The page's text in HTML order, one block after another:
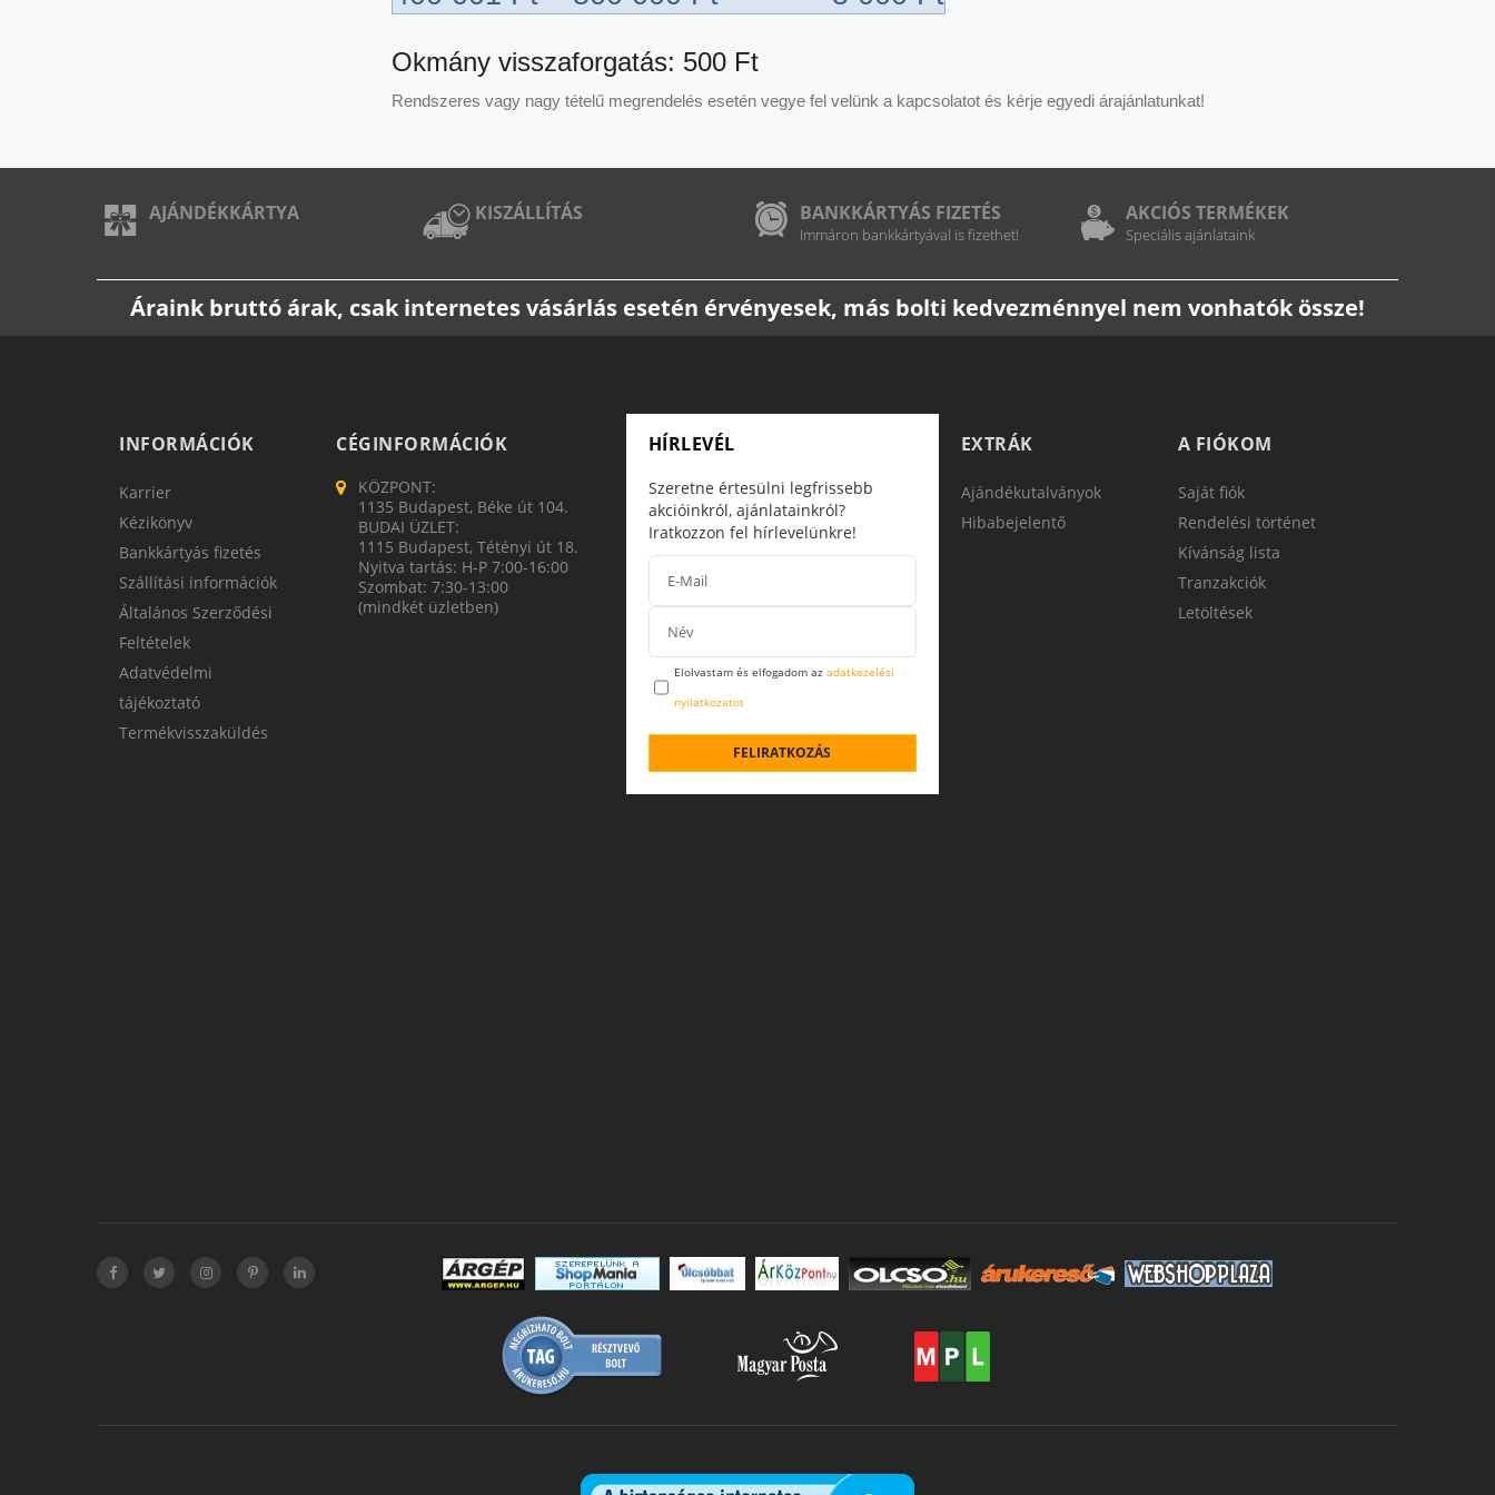
Okmány visszaforgatás: 500 Ft
Rendszeres vagy nagy tételű megrendelés esetén vegye fel velünk a kapcsolatot és kérje egyedi árajánlatunkat!
AJÁNDÉKKÁRTYA KISZÁLLÍTÁS BANKKÁRTYÁS FIZETÉS
Immáron bankkártyával is fizethet!
AKCIÓS TERMÉKEK
Speciális ajánlataink
Áraink bruttó árak, csak internetes vásárlás esetén érvényesek, más bolti kedvezménnyel nem vonhatók össze!
INFORMÁCIÓK
Karrier
Kézikönyv
Bankkártyás fizetés
Szállítási információk
Általános Szerződési
Feltételek
Adatvédelmi
tájékoztató
Termékvisszaküldés
CÉGINFORMÁCIÓK
KÖZPONT:
1135 Budapest, Béke út 104.
BUDAI ÜZLET:
1115 Budapest, Tétényi út 18.
Nyitva tartás: H-P 7:00-16:00
Szombat: 7:30-13:00
(mindkét üzletben)
HÍRLEVÉL
Szeretne értesülni legfrissebb
akcióinkról, ajánlatainkról?
Iratkozzon fel hírlevelünkre!
Elolvastam és elfogadom az adatkezelési
nyilatkozatot
FELIRATKOZÁS
EXTRÁK
Ajándékutalványok
Hibabejelentő
A FIÓKOM
Saját fiók
Rendelési történet
Kívánság lista
Tranzakciók
Letöltések